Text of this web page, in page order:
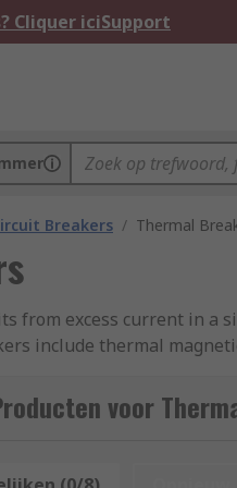
Cliquer iciSupport
Breakers / Thermal
from excess current in a
include thermal
of current when an
voor